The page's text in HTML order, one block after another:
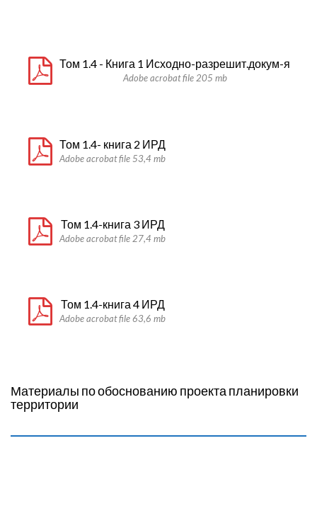
Том 1.4 - Книга 1 Исходно-разрешит.докум-я
Adobe acrobat file 205 mb
Том 1.4- книга 2 ИРД
Adobe acrobat file 53,4 mb
Том 1.4-книга 3 ИРД
Adobe acrobat file 27,4 mb
Том 1.4-книга 4 ИРД
Adobe acrobat file 63,6 mb
Материалы по обоснованию проекта планировки
территории